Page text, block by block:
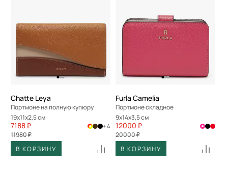
Chatte Leya
Портмоне на полную купюру
19x11x2,5 см
7188 ₽
11980 ₽
+ 4
В КОРЗИНУ
Furla Camelia
Портмоне складное
9x14x3,5 см
12000 ₽
20000 ₽
В КОРЗИНУ